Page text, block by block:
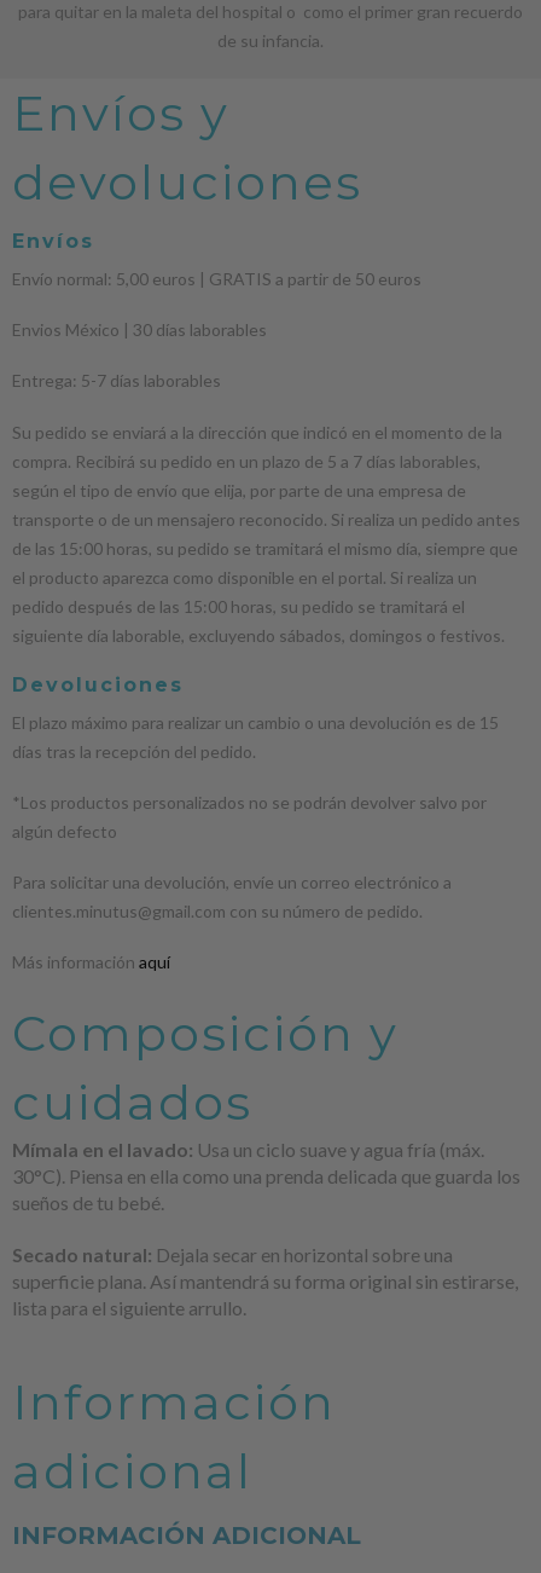
para quitar en la maleta del hospital o como el primer gran recuerdo
de su infancia.
Envíos y
devoluciones
Envíos
Envío normal: 5,00 euros | GRATIS a partir de 50 euros
Envios México | 30 días laborables
Entrega: 5-7 días laborables
Su pedido se enviará a la dirección que indicó en el momento de la
compra. Recibirá su pedido en un plazo de 5 a 7 días laborables,
según el tipo de envío que elija, por parte de una empresa de
transporte o de un mensajero reconocido. Si realiza un pedido antes
de las 15:00 horas, su pedido se tramitará el mismo día, siempre que
el producto aparezca como disponible en el portal. Si realiza un
pedido después de las 15:00 horas, su pedido se tramitará el
siguiente día laborable, excluyendo sábados, domingos o festivos.
Devoluciones
El plazo máximo para realizar un cambio o una devolución es de 15
días tras la recepción del pedido.
*Los productos personalizados no se podrán devolver salvo por
algún defecto
Para solicitar una devolución, envíe un correo electrónico a
clientes.minutus@gmail.com con su número de pedido.
Más información aquí
Composición y
cuidados
Mímala en el lavado: Usa un ciclo suave y agua fría (máx.
30°C). Piensa en ella como una prenda delicada que guarda los
sueños de tu bebé.
Secado natural: Dejala secar en horizontal sobre una
superficie plana. Así mantendrá su forma original sin estirarse,
lista para el siguiente arrullo.
Información
adicional
INFORMACIÓN ADICIONAL